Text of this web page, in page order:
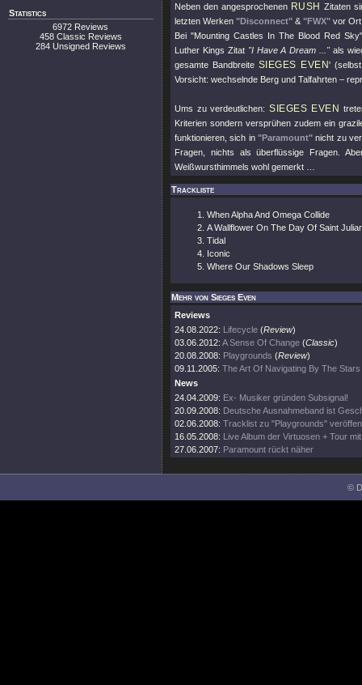
Statistics
6972 Reviews
458 Classic Reviews
284 Unsigned Reviews
Neben den angesprochenen RUSH Zitaten
letzten Werken"Disconnect" &"FWX" vor
Bei "Mounting Castles In The Blood Red Sky"
Luther Kings Zitat "I Have A Dream ..."als
gesamte Bandbreite SIEGES EVEN'
Vorsicht: wechselnde Berg und Talfahrten –
Ums zu verdeutlichen:SIEGES EVEN
Kriterien sondern versprühen zudem ein
funktionieren, sich in "Paramount"nicht zu
Fragen, nichts als überflüssige Fragen.
Weißwursthimmels wohl gemerkt …
Trackliste
When Alpha And Omega Collide
A Wallflower On The Day Of Saint
Tidal
Iconic
Where Our Shadows Sleep
Mehr von Sieges Even
Reviews
24.08.2022: Lifecycle (Review)
03.06.2012: A Sense Of Change (Classic)
20.08.2008: Playgrounds (Review)
09.11.2005: The Art Of Navigating By The Stars
News
24.04.2009: Ex- Musiker gründen Subsignal!
20.09.2008: Deutsche Ausnahmeband ist
02.06.2008: Tracklist zu "Playgrounds"
16.05.2008: Live Album der Virtuosen + Tour
27.06.2007: Paramount rückt näher
©